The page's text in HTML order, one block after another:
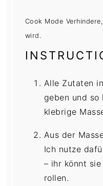
Cook Mode
wird.
Alle Zutaten
geben und so
klebrige
Aus der
Ich nutze
– ihr könnt
rollen.